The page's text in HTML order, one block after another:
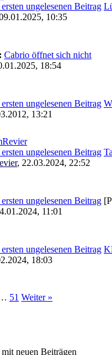
10:35
Cabrio öffnet sich nicht
18:54
13:21
, 22.03.2024, 22:52
11:01
18:03
51 Weiter »
neuen Beiträgen